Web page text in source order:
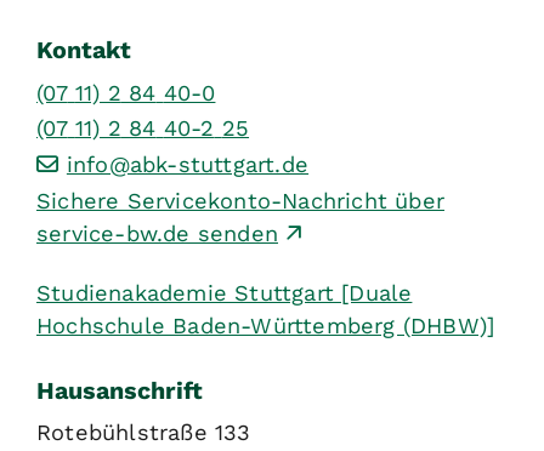
Kontakt
(07 11) 2 84 40-0
(07 11) 2 84 40-2 25
info@abk-stuttgart.de
Sichere Servicekonto-Nachricht über
service-bw.de senden
Studienakademie Stuttgart [Duale
Hochschule Baden-Württemberg (DHBW)]
Hausanschrift
Rotebühlstraße 133